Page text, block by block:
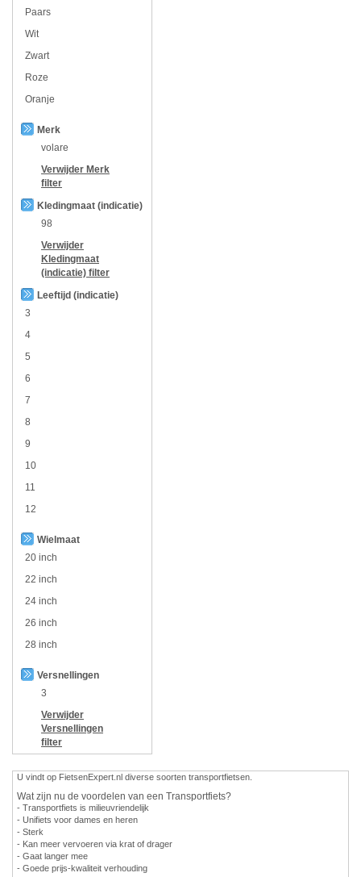
Paars
Wit
Zwart
Roze
Oranje
Merk
volare
Verwijder Merk
filter
Kledingmaat (indicatie)
98
Verwijder
Kledingmaat
(indicatie) filter
Leeftijd (indicatie)
3
4
5
6
7
8
9
10
11
12
Wielmaat
20 inch
22 inch
24 inch
26 inch
28 inch
Versnellingen
3
Verwijder
Versnellingen
filter
U vindt op FietsenExpert.nl diverse soorten transportfietsen.
Wat zijn nu de voordelen van een Transportfiets?
- Transportfiets is milieuvriendelijk
- Unifiets voor dames en heren
- Sterk
- Kan meer vervoeren via krat of drager
- Gaat langer mee
- Goede prijs-kwaliteit verhouding